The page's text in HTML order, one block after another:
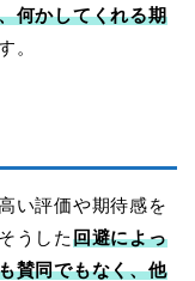
何かしてくれる期
。
い評価や期待感を
うした回避によっ
賛同でもなく、他